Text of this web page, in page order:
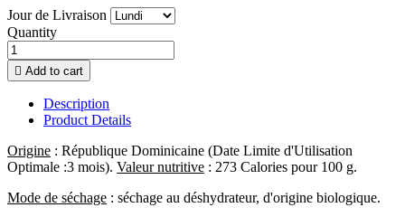
Jour de Livraison
Quantity
 Add to cart
Description
Product Details
Origine : République Dominicaine (Date Limite d'Utilisation
Optimale :3 mois). Valeur nutritive : 273 Calories pour 100 g.
Mode de séchage : séchage au déshydrateur, d'origine biologique.